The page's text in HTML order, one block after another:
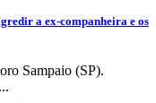
a ex-companheira e os
Sampaio (SP).